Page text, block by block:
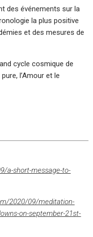
des événements sur la
la plus positive
et des mesures de
cycle cosmique de
l’Amour et le
a-short-message-to-
2020/09/meditation-
on-september-21st-